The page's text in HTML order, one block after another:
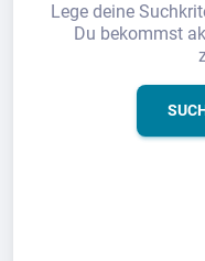
Lege deine
Du bekommst